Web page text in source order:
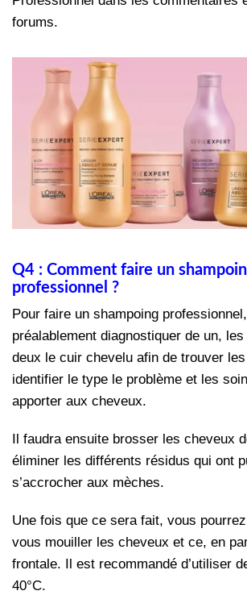
forums.
Q4 : Comment faire un
professionnel ?
Pour faire un shampoing
préalablement diagnostiquer de un,
deux le cuir chevelu afin de trouver
identifier le type le problème et les
apporter aux cheveux.
Il faudra ensuite brosser les cheveux
éliminer les différents résidus qui ont
s’accrocher aux mèches.
Une fois que ce sera fait, vous
vous mouiller les cheveux et ce, en
frontale. Il est recommandé d’utiliser
40°C.